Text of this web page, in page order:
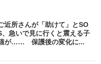
近所さんが「助けて」とSO
、急いで見に行くと震える子
が…… 保護後の変化に...